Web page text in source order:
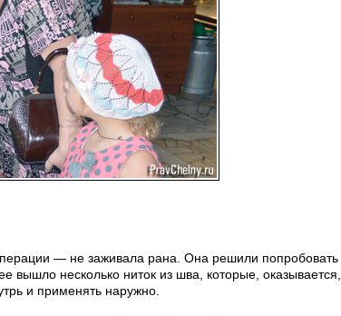
— не заживала рана. Она решили попробовать
несколько ниток из шва, которые, оказывается,
и применять наружно.